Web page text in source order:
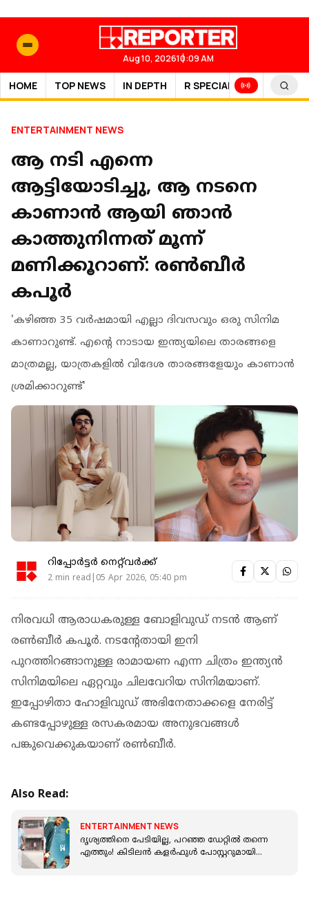
Aug 10, 202610:09 AM
HOME TOP NEWS IN DEPTH R SPECIAL SPORTS
ENTERTAINMENT NEWS
ആ നടി എന്നെ
ആട്ടിയോടിച്ചു, ആ നടനെ
കാണാൻ ആയി ഞാൻ
കാത്തുനിന്നത് മൂന്ന്
മണിക്കൂറാണ്: രൺബീർ
കപൂർ
'കഴിഞ്ഞ 35 വര്‍ഷമായി എല്ലാ ദിവസവും ഒരു സിനിമ
കാണാറുണ്ട്. എന്റെ നാടായ ഇന്ത്യയിലെ താരങ്ങളെ
മാത്രമല്ല, യാത്രകളില്‍ വിദേശ താരങ്ങളേയും കാണാന്‍
ശ്രമിക്കാറുണ്ട്'
റിപ്പോർട്ടർ നെറ്റ്‌വര്‍ക്ക്‌
2 min read|05 Apr 2026, 05:40 pm
നിരവധി ആരാധകരുള്ള ബോളിവുഡ് നടൻ ആണ്
രൺബീർ കപൂർ. നടന്റേതായി ഇനി
പുറത്തിറങ്ങാനുള്ള രാമായണ എന്ന ചിത്രം ഇന്ത്യൻ
സിനിമയിലെ ഏറ്റവും ചിലവേറിയ സിനിമയാണ്.
ഇപ്പോഴിതാ ഹോളിവുഡ് അഭിനേതാക്കളെ നേരിട്ട്
കണ്ടപ്പോഴുള്ള രസകരമായ അനുഭവങ്ങൾ
പങ്കുവെക്കുകയാണ് രൺബീർ.
Also Read:
ENTERTAINMENT NEWS
ദൃശ്യത്തിനെ പേടിയില്ല, പറഞ്ഞ ഡേറ്റിൽ തന്നെ
എത്തും! കിടിലൻ കളർഫുൾ പോസ്റ്ററുമായി